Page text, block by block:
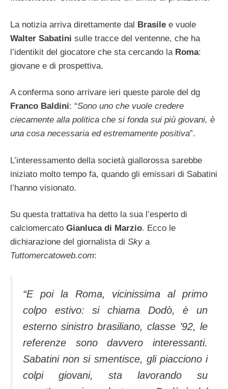
La notizia arriva direttamente dal Brasile e vuole
Walter Sabatini sulle tracce del ventenne, che ha
l’identikit del giocatore che sta cercando la Roma:
giovane e di prospettiva.
A conferma sono arrivare ieri queste parole del dg
Franco Baldini: “Sono uno che vuole credere
ciecamente alla politica che si fonda sui più giovani, è
una cosa necessaria ed estremamente positiva”.
L’interessamento della società giallorossa sarebbe
iniziato molto tempo fa, quando gli emissari di Sabatini
l’hanno visionato.
Su questa trattativa ha detto la sua l’esperto di
calciomercato Gianluca di Marzio. Ecco le
dichiarazione del giornalista di Sky a
Tuttomercatoweb.com:
“E poi la Roma, vicinissima al primo
colpo estivo: si chiama Dodò, è un
esterno sinistro brasiliano, classe ’92, le
referenze sono davvero interessanti.
Sabatini non si smentisce, gli piacciono i
colpi giovani, sta lavorando su